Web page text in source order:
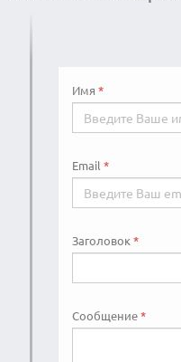
Имя
Email
Заголовок
Сообщение